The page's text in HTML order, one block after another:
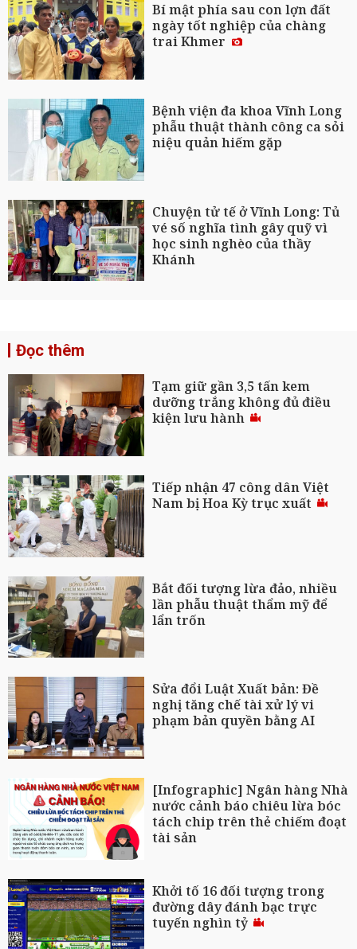
Bí mật phía sau con lợn đất
ngày tốt nghiệp của chàng
trai Khmer
Bệnh viện đa khoa Vĩnh Long
phẫu thuật thành công ca sỏi
niệu quản hiếm gặp
Chuyện tử tế ở Vĩnh Long: Tủ
vé số nghĩa tình gây quỹ vì
học sinh nghèo của thầy
Khánh
Đọc thêm
Tạm giữ gần 3,5 tấn kem
dưỡng trắng không đủ điều
kiện lưu hành
Tiếp nhận 47 công dân Việt
Nam bị Hoa Kỳ trục xuất
Bắt đối tượng lừa đảo, nhiều
lần phẫu thuật thẩm mỹ để
lẩn trốn
Sửa đổi Luật Xuất bản: Đề
nghị tăng chế tài xử lý vi
phạm bản quyền bằng AI
[Infographic] Ngân hàng Nhà
nước cảnh báo chiêu lừa bóc
tách chip trên thẻ chiếm đoạt
tài sản
Khởi tố 16 đối tượng trong
đường dây đánh bạc trực
tuyến nghìn tỷ